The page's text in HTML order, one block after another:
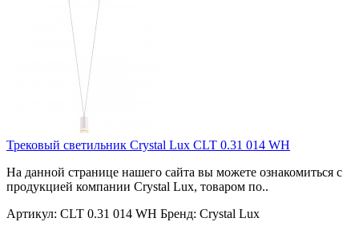
Трековый светильник Crystal Lux CLT 0.31 014 WH
На данной странице нашего сайта вы можете ознакомиться с
продукцией компании Crystal Lux, товаром по..
Артикул: CLT 0.31 014 WH Бренд: Crystal Lux